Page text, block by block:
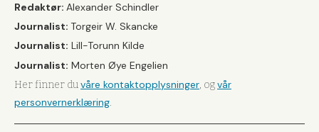
Redaktør: Alexander Schindler
Journalist: Torgeir W. Skancke
Journalist: Lill-Torunn Kilde
Journalist: Morten Øye Engelien
Her finner duvåre kontaktopplysninger, ogvår
personvernerklæring.